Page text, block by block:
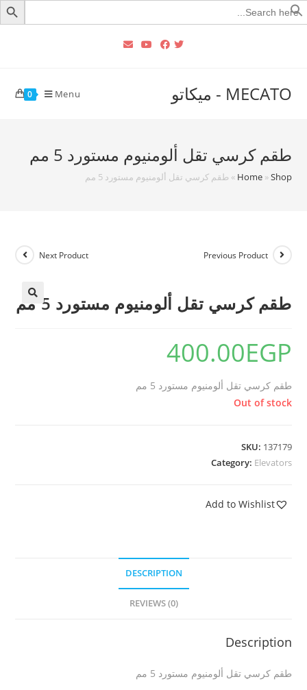
Search
for:
MECATO - ميكاتو 0 Menu
طقم كرسي تقل ألومنيوم مستورد 5 مم
Home»Shop
» طقم كرسي تقل ألومنيوم مستورد 5 مم
Previous Product
Next Product
🔍 طقم كرسي تقل ألومنيوم مستورد 5 مم
400.00EGP
طقم كرسي تقل ألومنيوم مستورد 5 مم
Out of stock
SKU: 137179
Category: Elevators
Add to Wishlist
DESCRIPTION
REVIEWS (0)
Description
طقم كرسي تقل ألومنيوم مستورد 5 مم